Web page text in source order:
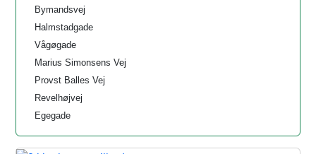
Bymandsvej
Halmstadgade
Vågøgade
Marius Simonsens Vej
Provst Balles Vej
Revelhøjvej
Egegade